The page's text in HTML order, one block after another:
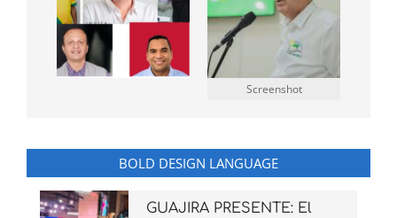
Screenshot
BOLD DESIGN LANGUAGE
GUAJIRA PRESENTE: El